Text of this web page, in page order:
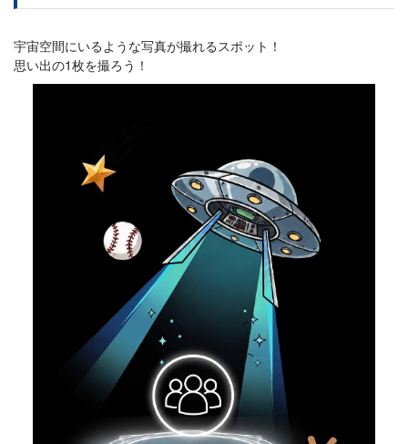
宇宙空間にいるような写真が撮れるスポット！
思い出の1枚を撮ろう！